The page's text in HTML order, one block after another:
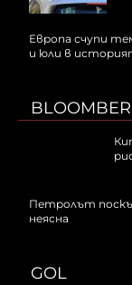
Европа счупи
и юли в
Петролът
неясна
GOL